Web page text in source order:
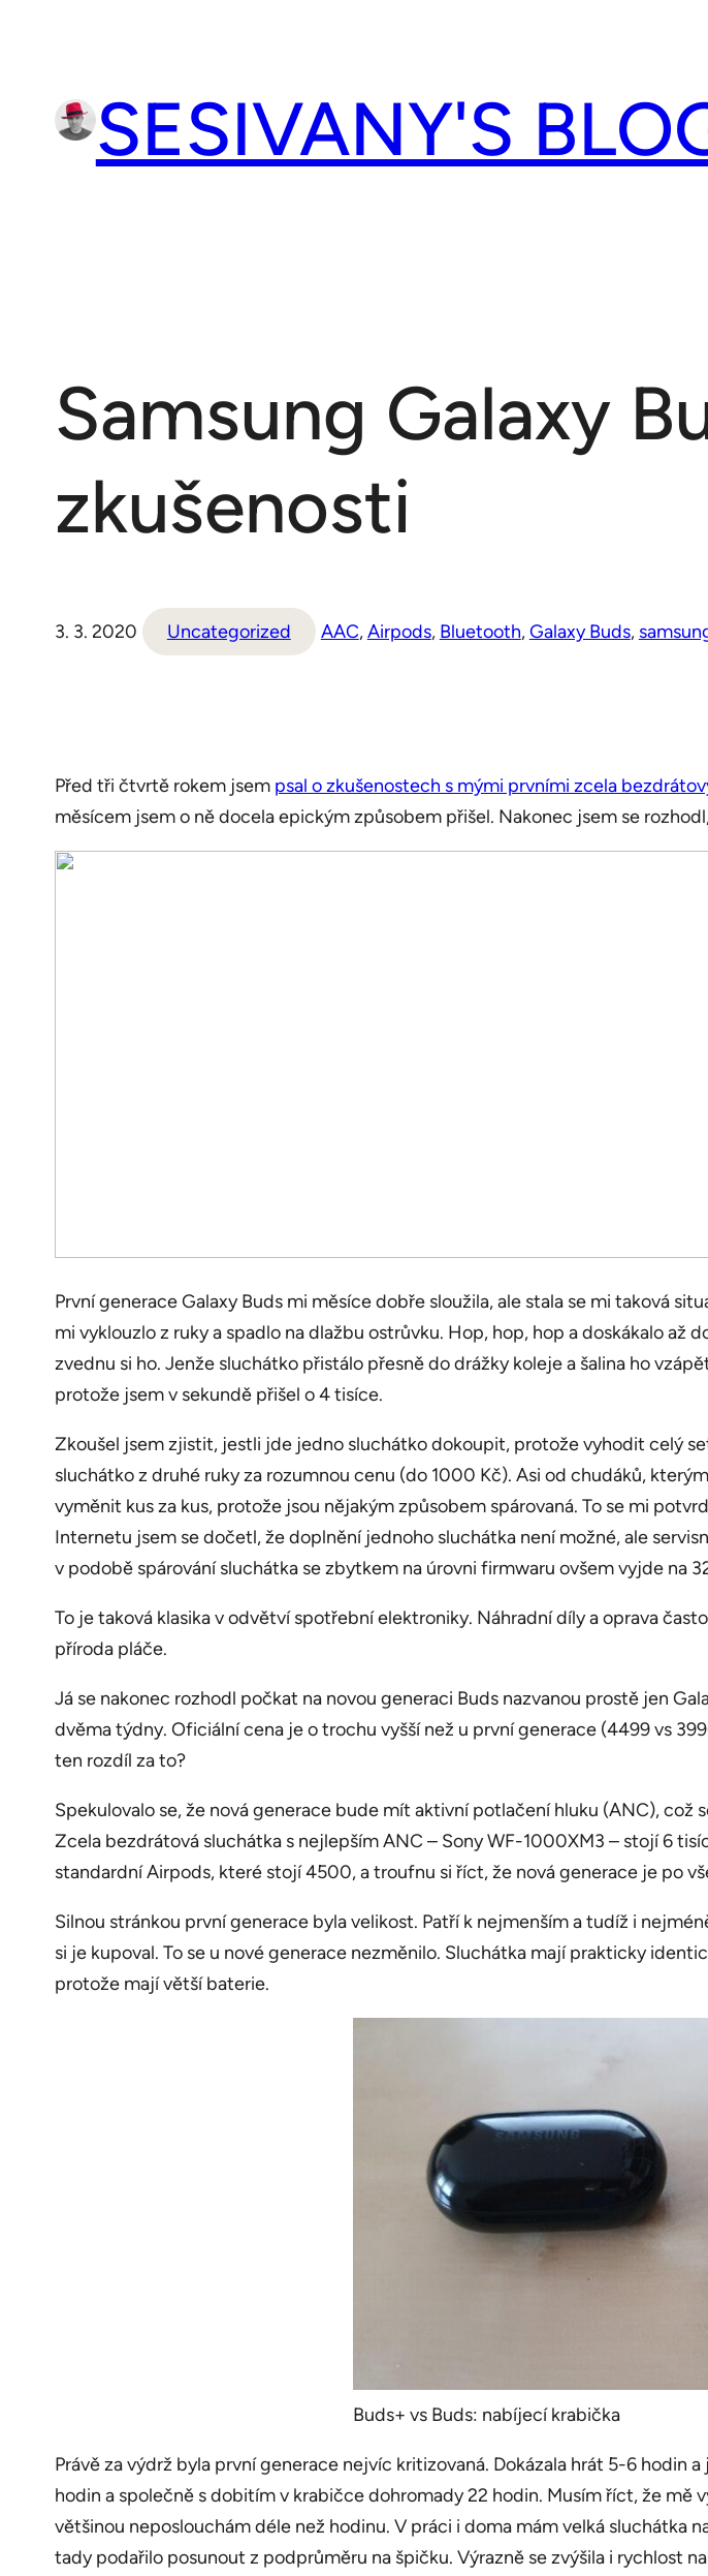
SESIVANY'S
Samsung Galaxy
zkušenosti
3. 3. 2020 Uncategorized AAC, Airpods, Bluetooth, Galaxy Buds,
Před tři čtvrtě rokem jsem psal o zkušenostech s mými prvními zcela
měsícem jsem o ně docela epickým způsobem přišel. Nakonec jsem se
První generace Galaxy Buds mi měsíce dobře sloužila, ale stala se mi taková
mi vyklouzlo z ruky a spadlo na dlažbu ostrůvku. Hop, hop, hop a doskákalo až
zvednu si ho. Jenže sluchátko přistálo přesně do drážky koleje a šalina ho
protože jsem v sekundě přišel o 4 tisíce.
Zkoušel jsem zjistit, jestli jde jedno sluchátko dokoupit, protože vyhodit celý
sluchátko z druhé ruky za rozumnou cenu (do 1000 Kč). Asi od chudáků,
vyměnit kus za kus, protože jsou nějakým způsobem spárovaná. To se mi
Internetu jsem se dočetl, že doplnění jednoho sluchátka není možné, ale
v podobě spárování sluchátka se zbytkem na úrovni firmwaru ovšem vyjde na
To je taková klasika v odvětví spotřební elektroniky. Náhradní díly a oprava
příroda pláče.
Já se nakonec rozhodl počkat na novou generaci Buds nazvanou prostě jen
dvěma týdny. Oficiální cena je o trochu vyšší než u první generace (4499 vs
ten rozdíl za to?
Spekulovalo se, že nová generace bude mít aktivní potlačení hluku (ANC),
Zcela bezdrátová sluchátka s nejlepším ANC – Sony WF-1000XM3 – stojí 6
standardní Airpods, které stojí 4500, a troufnu si říct, že nová generace je po
Silnou stránkou první generace byla velikost. Patří k nejmenším a tudíž i
si je kupoval. To se u nové generace nezměnilo. Sluchátka mají prakticky
protože mají větší baterie.
Buds+ vs Buds: nabíjecí krabička
Právě za výdrž byla první generace nejvíc kritizovaná. Dokázala hrát 5-6 hodin
hodin a společně s dobitím v krabičce dohromady 22 hodin. Musím říct, že
většinou neposlouchám déle než hodinu. V práci i doma mám velká sluchátka
tady podařilo posunout z podprůměru na špičku. Výrazně se zvýšila i rychlost